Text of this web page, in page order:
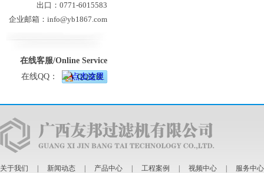
出口：0771-6015583
企业邮箱：info@yb1867.com
在线客服/Online Service
在线QQ：
关于我们 新闻动态 产品中心 工程案例 视频中心 服务中心